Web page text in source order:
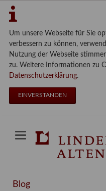
Um unsere Webseite für Sie
verbessern zu können,
Nutzung der Webseite
zu. Weitere Informationen zu
Datenschutzerklärung.
EINVERSTANDEN
Blog